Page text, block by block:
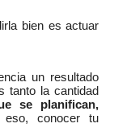
bien es actuar
un resultado
tanto la cantidad
se planifican,
conocer tu